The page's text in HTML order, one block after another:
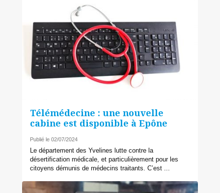
Télémédecine : une nouvelle
cabine est disponible à Epône
Publié le 02/07/2024
Le département des Yvelines lutte contre la
désertification médicale, et particulièrement pour les
citoyens démunis de médecins traitants. C’est ...